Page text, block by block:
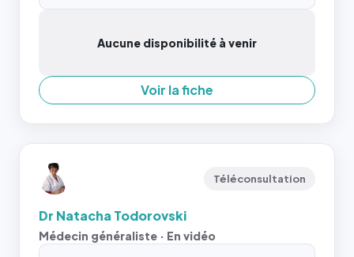
Aucune disponibilité à venir
Voir la fiche
Téléconsultation
Dr Natacha Todorovski
Médecin généraliste · En vidéo